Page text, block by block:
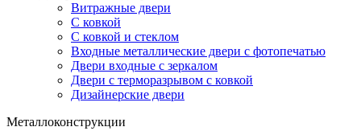
Витражные двери
С ковкой
С ковкой и стеклом
Входные металлические двери с фотопечатью
Двери входные с зеркалом
Двери с терморазрывом с ковкой
Дизайнерские двери
Металлоконструкции